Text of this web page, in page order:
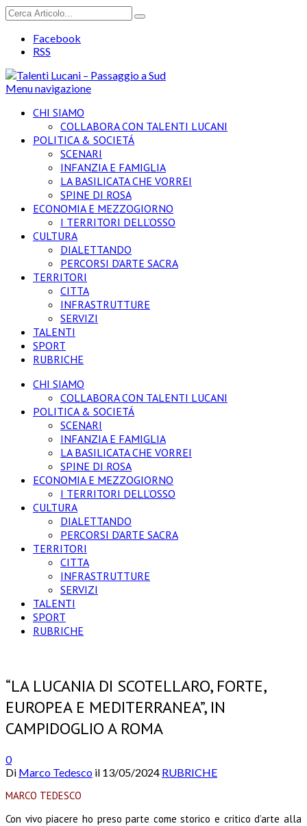
Facebook
RSS
Menu navigazione
CHI SIAMO
COLLABORA CON TALENTI LUCANI
POLITICA & SOCIETÁ
SCENARI
INFANZIA E FAMIGLIA
LA BASILICATA CHE VORREI
SPINE DI ROSA
ECONOMIA E MEZZOGIORNO
I TERRITORI DELL’OSSO
CULTURA
DIALETTANDO
PERCORSI D’ARTE SACRA
TERRITORI
CITTA
INFRASTRUTTURE
SERVIZI
TALENTI
SPORT
RUBRICHE
CHI SIAMO
COLLABORA CON TALENTI LUCANI
POLITICA & SOCIETÁ
SCENARI
INFANZIA E FAMIGLIA
LA BASILICATA CHE VORREI
SPINE DI ROSA
ECONOMIA E MEZZOGIORNO
I TERRITORI DELL’OSSO
CULTURA
DIALETTANDO
PERCORSI D’ARTE SACRA
TERRITORI
CITTA
INFRASTRUTTURE
SERVIZI
TALENTI
SPORT
RUBRICHE
“LA LUCANIA DI SCOTELLARO, FORTE,
EUROPEA E MEDITERRANEA”, IN
CAMPIDOGLIO A ROMA
0
Di Marco Tedesco il 13/05/2024 RUBRICHE
MARCO TEDESCO
Con vivo piacere ho preso parte come storico e critico d’arte alla